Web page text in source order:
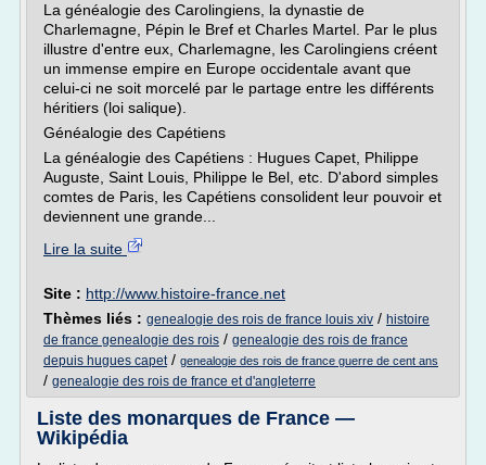
La généalogie des Carolingiens, la dynastie de
Charlemagne, Pépin le Bref et Charles Martel. Par le plus
illustre d'entre eux, Charlemagne, les Carolingiens créent
un immense empire en Europe occidentale avant que
celui-ci ne soit morcelé par le partage entre les différents
héritiers (loi salique).
Généalogie des Capétiens
La généalogie des Capétiens : Hugues Capet, Philippe
Auguste, Saint Louis, Philippe le Bel, etc. D'abord simples
comtes de Paris, les Capétiens consolident leur pouvoir et
deviennent une grande...
Lire la suite
Site : http://www.histoire-france.net
Thèmes liés : genealogie des rois de france louis xiv / histoire
de france genealogie des rois / genealogie des rois de france
depuis hugues capet/ genealogie des rois de france guerre de cent ans
/ genealogie des rois de france et d'angleterre
Liste des monarques de France —
Wikipédia